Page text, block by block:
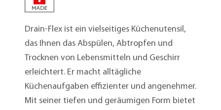
Drain-Flex ist ein vielseitiges Küchenutensil,
das Ihnen das Abspülen, Abtropfen und
Trocknen von Lebensmitteln und Geschirr
erleichtert. Er macht alltägliche
Küchenaufgaben effizienter und angenehmer.
Mit seiner tiefen und geräumigen Form bietet